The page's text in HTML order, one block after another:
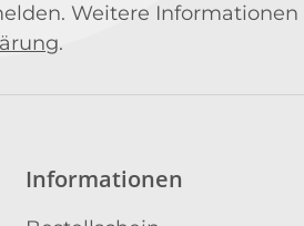
Weitere Informationen
.
Informationen